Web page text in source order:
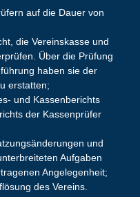
auf die Dauer von
die Vereinskasse und
Über die Prüfung
haben sie der
erstatten;
und Kassenberichts
der Kassenprüfer
und
Aufgaben
Angelegenheit;
des Vereins.